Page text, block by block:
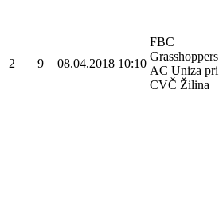
2 9 08.04.2018 10:10
FBC
Grasshoppers
AC Uniza pri
CVČ Žilina